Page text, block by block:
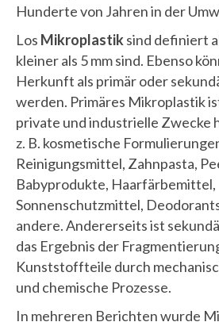
Hunderte von Jahren in der
Los Mikroplastiksind definiert
kleiner als 5 mm sind. Ebenso
Herkunft als primär oder
werden. Primäres Mikroplastik
private und industrielle Zwecke
z. B. kosmetische
Reinigungsmittel, Zahnpasta,
Babyprodukte, Haarfärbemittel,
Sonnenschutzmittel,
andere. Andererseits ist
das Ergebnis der
Kunststoffteile durch
und chemische Prozesse.
In mehreren Berichten wurde